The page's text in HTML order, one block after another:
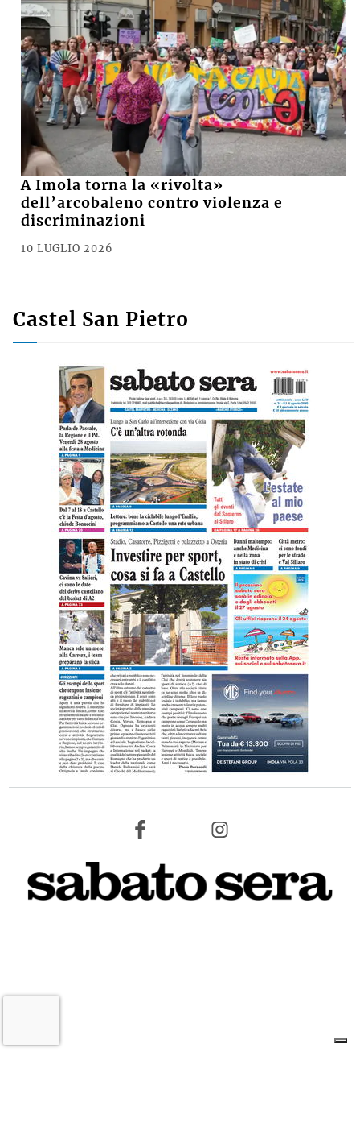
A Imola torna la «rivolta»
dell’arcobaleno contro violenza e
discriminazioni
10 LUGLIO 2026
Castel San Pietro